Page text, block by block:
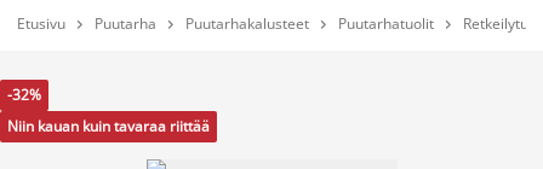
Etusivu  Puutarha  Puutarhakalusteet  Puutarhatuolit 
-32%
Niin kauan kuin tavaraa riittää